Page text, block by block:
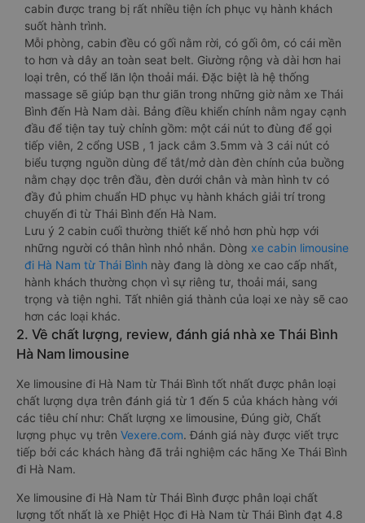
cabin được trang bị rất nhiều tiện ích phục vụ hành khách
suốt hành trình.
Mỗi phòng, cabin đều có gối nằm rời, có gối ôm, có cái mền
to hơn và dây an toàn seat belt. Giường rộng và dài hơn hai
loại trên, có thể lăn lộn thoải mái. Đặc biệt là hệ thống
massage sẽ giúp bạn thư giãn trong những giờ nằm xe Thái
Bình đến Hà Nam dài. Bảng điều khiển chính nằm ngay cạnh
đầu để tiện tay tuỳ chỉnh gồm: một cái nút to đùng để gọi
tiếp viên, 2 cổng USB , 1 jack cắm 3.5mm và 3 cái nút có
biểu tượng nguồn dùng để tắt/mở dàn đèn chính của buồng
nằm chạy dọc trên đầu, đèn dưới chân và màn hình tv có
đầy đủ phim chuẩn HD phục vụ hành khách giải trí trong
chuyến đi từ Thái Bình đến Hà Nam.
Lưu ý 2 cabin cuối thường thiết kế nhỏ hơn phù hợp với
những người có thân hình nhỏ nhắn. Dòng xe cabin limousine
đi Hà Nam từ Thái Bình này đang là dòng xe cao cấp nhất,
hành khách thường chọn vì sự riêng tư, thoải mái, sang
trọng và tiện nghi. Tất nhiên giá thành của loại xe này sẽ cao
hơn các loại khác.
2. Về chất lượng, review, đánh giá nhà xe Thái Bình
Hà Nam limousine
Xe limousine đi Hà Nam từ Thái Bình tốt nhất được phân loại
chất lượng dựa trên đánh giá từ 1 đến 5 của khách hàng với
các tiêu chí như: Chất lượng xe limousine, Đúng giờ, Chất
lượng phục vụ trên Vexere.com. Đánh giá này được viết trực
tiếp bởi các khách hàng đã trải nghiệm các hãng Xe Thái Bình
đi Hà Nam.
Xe limousine đi Hà Nam từ Thái Bình được phân loại chất
lượng tốt nhất là xe Phiệt Học đi Hà Nam từ Thái Bình đạt 4.8